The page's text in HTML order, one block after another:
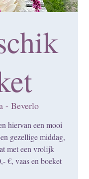
- Beverlo
hiervan een mooi
gezellige middag,
met een vrolijk
€, vaas en boeket